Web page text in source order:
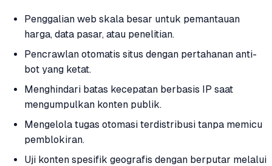
Penggalian web skala besar untuk pemantauan
harga, data pasar, atau penelitian.
Pencrawlan otomatis situs dengan pertahanan anti-
bot yang ketat.
Menghindari batas kecepatan berbasis IP saat
mengumpulkan konten publik.
Mengelola tugas otomasi terdistribusi tanpa memicu
pemblokiran.
Uji konten spesifik geografis dengan berputar melalui